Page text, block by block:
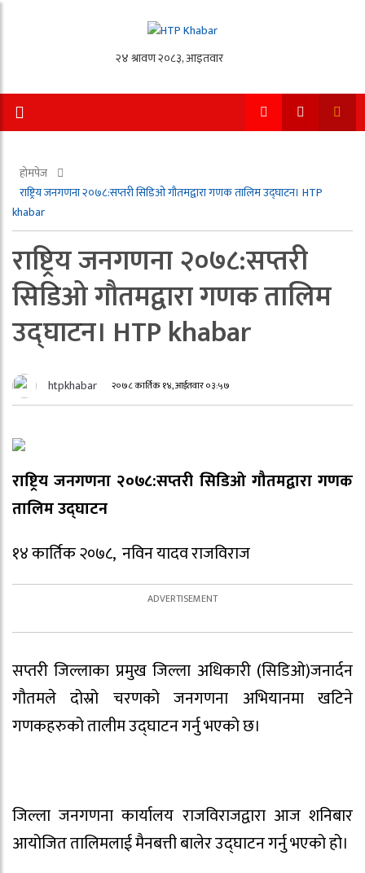
होमपेज
राष्ट्रिय जनगणना २०७८:सप्तरी सिडिओ गौतमद्वारा गणक तालिम उद्घाटन। HTP
khabar
राष्ट्रिय जनगणना २०७८:सप्तरी
सिडिओ गौतमद्वारा गणक तालिम
उद्घाटन। HTP khabar
htpkhabar २०७८ कार्तिक १४, आईतवार ०३:५७
राष्ट्रिय जनगणना २०७८:सप्तरी सिडिओ गौतमद्वारा गणक
तालिम उद्घाटन
१४ कार्तिक २०७८, नविन यादव राजविराज
सप्तरी जिल्लाका प्रमुख जिल्ला अधिकारी (सिडिओ)जनार्दन
गौतमले दोस्रो चरणको जनगणना अभियानमा खटिने
गणकहरुको तालीम उद्घाटन गर्नु भएको छ।
जिल्ला जनगणना कार्यालय राजविराजद्वारा आज शनिबार
आयोजित तालिमलाई मैनबत्ती बालेर उद्घाटन गर्नु भएको हो।